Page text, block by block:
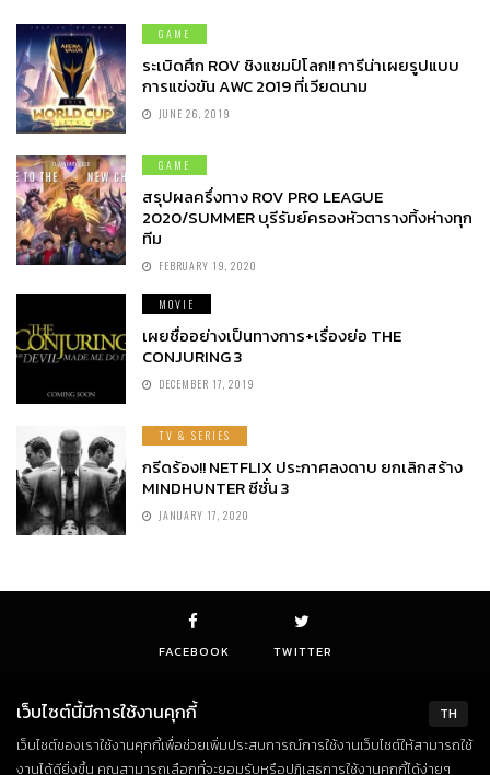
GAME
ระเบิดศึก ROV ชิงแชมป์โลก!! การีน่าเผยรูปแบบ
การแข่งขัน AWC 2019 ที่เวียดนาม
JUNE 26, 2019
GAME
สรุปผลครึ่งทาง ROV PRO LEAGUE
2020/SUMMER บุรีรัมย์ครองหัวตารางทิ้งห่างทุก
ทีม
FEBRUARY 19, 2020
MOVIE
เผยชื่ออย่างเป็นทางการ+เรื่องย่อ THE
CONJURING 3
DECEMBER 17, 2019
TV & SERIES
กรีดร้อง!! NETFLIX ประกาศลงดาบ ยกเลิกสร้าง
MINDHUNTER ซีซั่น 3
JANUARY 17, 2020
FACEBOOK TWITTER
© Copyright 2018. All Rights Reserved
TH
เว็บไซต์นี้มีการใช้งานคุกกี้
เว็บไซต์ของเราใช้งานคุกกี้เพื่อช่วยเพิ่มประสบการณ์การใช้งานเว็บไซต์ให้สามารถใช้
งานได้ดียิ่งขึ้น คุณสามารถเลือกที่จะยอมรับหรือปฏิเสธการใช้งานคุกกี้ได้ง่ายๆ